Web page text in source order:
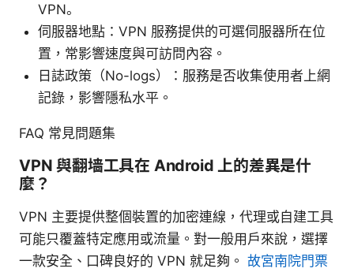
VPN。
伺服器地點：VPN 服務提供的可選伺服器所在位
置，常影響速度與可訪問內容。
日誌政策（No-logs）：服務是否收集使用者上網
記錄，影響隱私水平。
FAQ 常見問題集
VPN 與翻墙工具在 Android 上的差異是什
麼？
VPN 主要提供整個裝置的加密連線，代理或自建工具
可能只覆蓋特定應用或流量。對一般用戶來說，選擇
一款安全、口碑良好的 VPN 就足夠。 故宮南院門票